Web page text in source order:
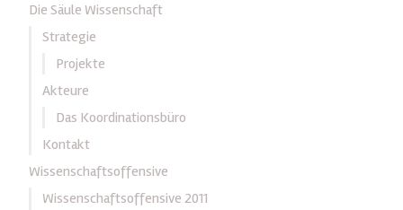
Die Säule Wissenschaft
Strategie
Projekte
Akteure
Das Koordinationsbüro
Kontakt
Wissenschaftsoffensive
Wissenschaftsoffensive 2011